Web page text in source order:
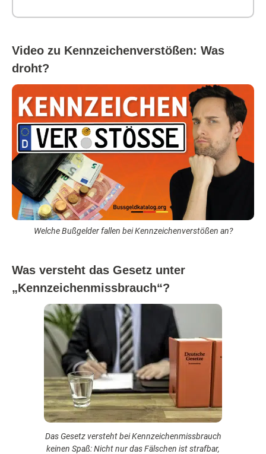
Video zu Kennzeichenverstößen: Was
droht?
Welche Bußgelder fallen bei Kennzeichenverstößen an?
Was versteht das Gesetz unter
„Kennzeichenmissbrauch“?
Das Gesetz versteht bei Kennzeichenmissbrauch
keinen Spaß: Nicht nur das Fälschen ist strafbar,